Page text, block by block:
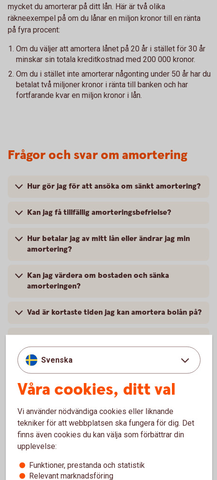
mycket du amorterar på ditt lån. Här är två olika
räkneexempel på om du lånar en miljon kronor till en ränta
på fyra procent:
Om du väljer att amortera lånet på 20 år i stället för 30 år
minskar sin totala kreditkostnad med 200 000 kronor.
Om du i stället inte amorterar någonting under 50 år har du
betalat två miljoner kronor i ränta till banken och har
fortfarande kvar en miljon kronor i lån.
Frågor och svar om amortering
Hur gör jag för att ansöka om sänkt amortering?
Kan jag få tillfällig amorteringsbefrielse?
Hur betalar jag av mitt lån eller ändrar jag min
amortering?
Kan jag värdera om bostaden och sänka
amorteringen?
Vad är kortaste tiden jag kan amortera bolån på?
mitt bolån?
Hur skaffar jag ett amorteringsunderlag?
Genom att jämka kan du sänka din
månadskostnad
Om du förväntas få en större summa skatteåterbäring kan
du välja att skattejämka. Det innebär att din arbetsgivare
Svenska
Våra cookies, ditt val
Vi använder nödvändiga cookies eller liknande
tekniker för att webbplatsen ska fungera för dig. Det
finns även cookies du kan välja som förbättrar din
upplevelse:
Funktioner, prestanda och statistik
Relevant marknadsföring